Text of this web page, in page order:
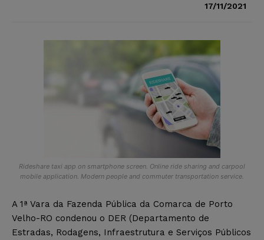
17/11/2021
Rideshare taxi app on smartphone screen. Online ride sharing and carpool
mobile application. Modern people and commuter transportation service.
A 1ª Vara da Fazenda Pública da Comarca de Porto
Velho-RO condenou o DER (Departamento de
Estradas, Rodagens, Infraestrutura e Serviços Públicos